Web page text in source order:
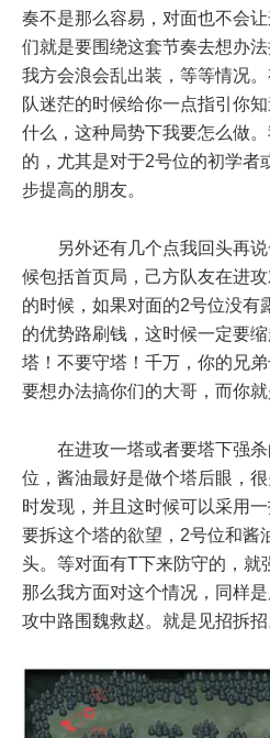
奏不是那么容易，对面也不会
们就是要围绕这套节奏去想办
我方会浪会乱出装，等等情况
队迷茫的时候给你一点指引你
什么，这种局势下我要怎么做
的，尤其是对于2号位的初学者
步提高的朋友。
另外还有几个点我回头再
候包括首页局，己方队友在进
的时候，如果对面的2号位没有
的优势路刷钱，这时候一定要
塔！不要守塔！千万，你的兄
要想办法搞你们的大哥，而你就
在进攻一塔或者要塔下强
位，酱油最好是做个塔后眼，
时发现，并且这时候可以采用
要拆这个塔的欲望，2号位和酱
头。等对面有T下来防守的，就
那么我方面对这个情况，同样
攻中路围魏救赵。就是见招拆招